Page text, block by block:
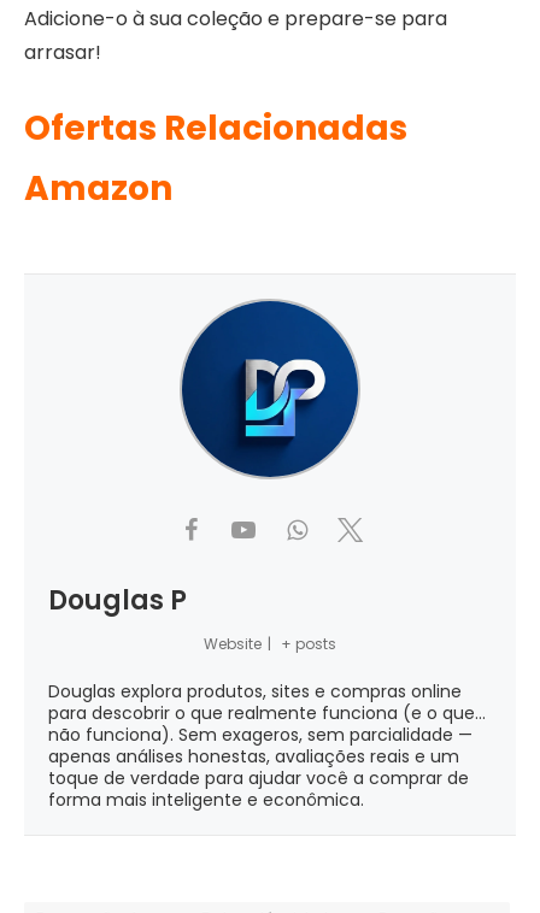
Adicione-o à sua coleção e prepare-se para
arrasar!
Ofertas Relacionadas
Amazon
Douglas P
Website | + posts
Douglas explora produtos, sites e compras online
para descobrir o que realmente funciona (e o que...
não funciona). Sem exageros, sem parcialidade —
apenas análises honestas, avaliações reais e um
toque de verdade para ajudar você a comprar de
forma mais inteligente e econômica.